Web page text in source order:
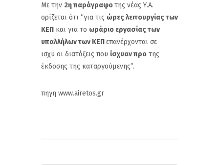
Με την 2η παράγραφοτης νέας Υ.Α.
ορίζεται ότι “για τις ώρες λειτουργίας των
ΚΕΠ και για το ωράριο εργασίας των
υπαλλήλων των ΚΕΠεπανέρχονται σε
ισχύ οι διατάξεις που ίσχυαν προ της
έκδοσης της καταργούμενης”.
πηγη www.airetos.gr